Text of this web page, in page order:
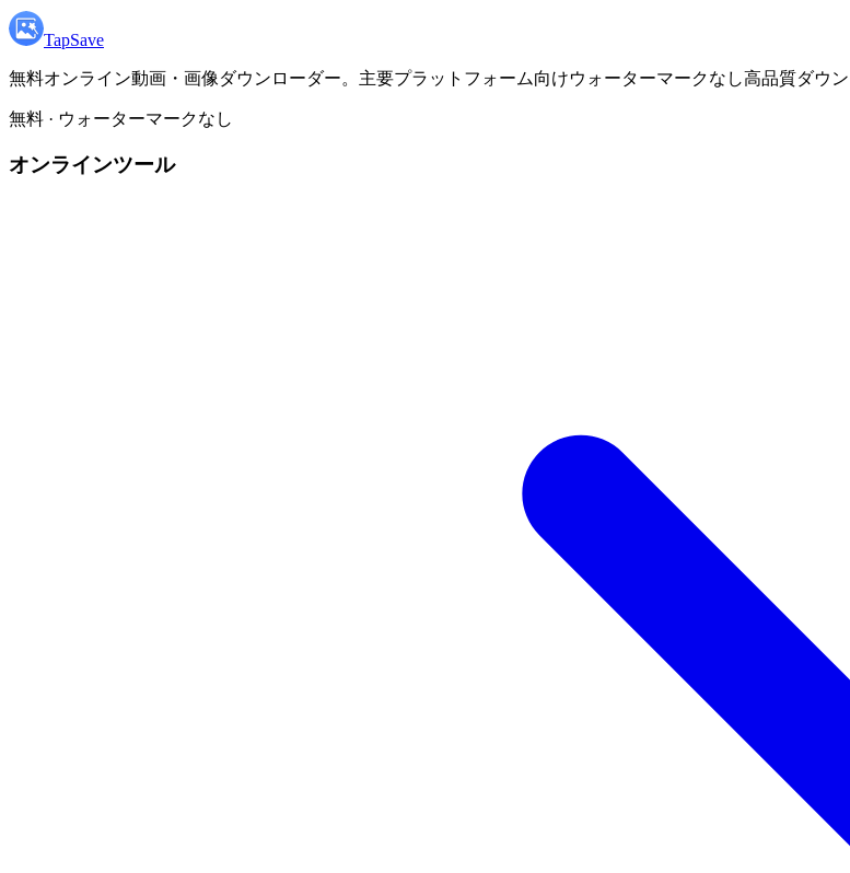
TapSave
無料オンライン動画・画像ダウンローダー。主要プラットフォーム向けウォーターマークなし高品質ダウン
無料 · ウォーターマークなし
オンラインツール